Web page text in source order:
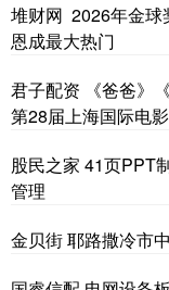
堆财网 2026年金球
恩成最大热门
君子配资 《爸爸》
第28届上海国际电
股民之家 41页PPT
管理
金贝街 耶路撒冷市